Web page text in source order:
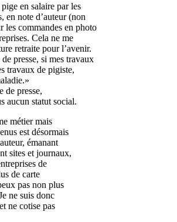
en salaire par les
en note d’auteur (non
les commandes en photo
Cela ne me
retraite pour l’avenir.
presse, si mes travaux
travaux de pigiste,
de presse,
aucun statut social.
métier mais
est désormais
émanant
sites et journaux,
de
de carte
pas non plus
ne suis donc
ne cotise pas